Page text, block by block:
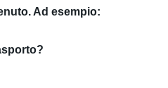
Ad esempio: